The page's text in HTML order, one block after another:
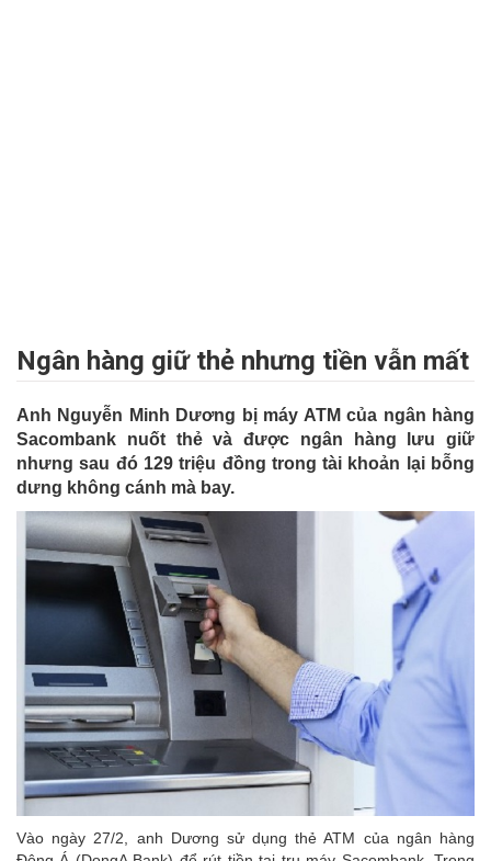
Ngân hàng giữ thẻ nhưng tiền vẫn mất
Anh Nguyễn Minh Dương bị máy ATM của ngân hàng
Sacombank nuốt thẻ và được ngân hàng lưu giữ
nhưng sau đó 129 triệu đồng trong tài khoản lại bỗng
dưng không cánh mà bay.
Vào ngày 27/2, anh Dương sử dụng thẻ ATM của ngân hàng